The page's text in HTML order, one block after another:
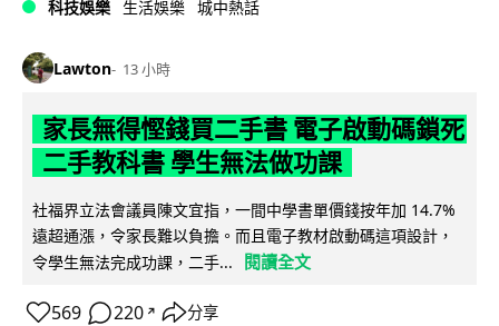
科技娛樂 生活娛樂 城中熱話
Lawton 13 小時
家長無得慳錢買二手書 電子啟動碼鎖死
二手教科書 學生無法做功課
社福界立法會議員陳文宜指，一間中學書單價錢按年加 14.7%
遠超通漲，令家長難以負擔。而且電子教材啟動碼這項設計，
令學生無法完成功課，二手...
閱讀全文
569 220 ↗ 分享